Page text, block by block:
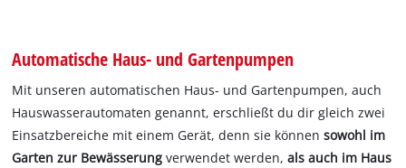
Automatische Haus- und Gartenpumpen
Mit unseren automatischen Haus- und Gartenpumpen, auch
Hauswasserautomaten genannt, erschließt du dir gleich zwei
Einsatzbereiche mit einem Gerät, denn sie könnensowohl im
Garten zur Bewässerung verwendet werden,als auch im Haus